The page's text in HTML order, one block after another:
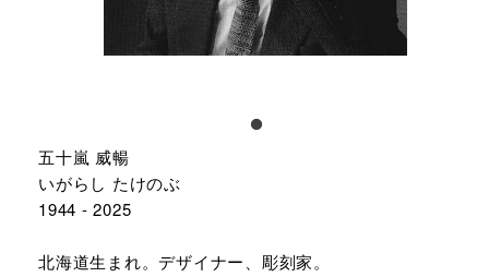
五十嵐 威暢
いがらし たけのぶ
1944 - 2025
北海道生まれ。デザイナー、彫刻家。